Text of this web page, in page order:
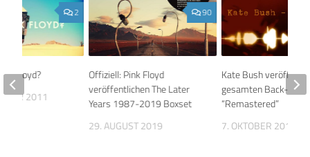
90
Offiziell: Pink Floyd
veröffentlichen The Later
Years 1987-2019 Boxset
29. AUGUST 2019
Kate Bush
gesamten Back-
“Remastered”
7. OKTOBER 2018
2
Floyd?
2011